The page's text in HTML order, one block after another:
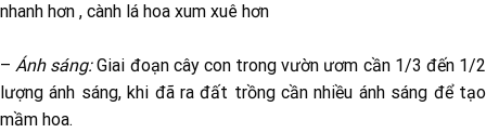
nhanh hơn , cành lá hoa xum xuê hơn
–Ánh sáng:Giai đoạn cây con trong vườn ươm cần 1/3 đến 1/2
lượng ánh sáng, khi đã ra đất trồng cần nhiều ánh sáng để tạo
mầm hoa.